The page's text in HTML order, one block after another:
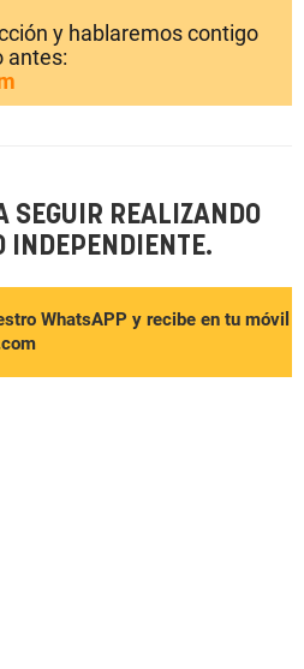
y hablaremos contigo
antes:
SEGUIR REALIZANDO
INDEPENDIENTE.
WhatsAPP y recibe en tu móvil